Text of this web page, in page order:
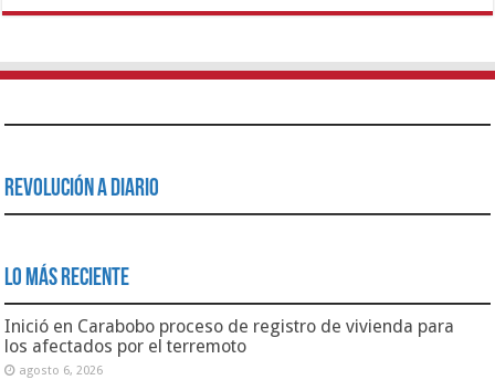
Revolución a Diario
Lo Más Reciente
Inició en Carabobo proceso de registro de vivienda para
los afectados por el terremoto
agosto 6, 2026